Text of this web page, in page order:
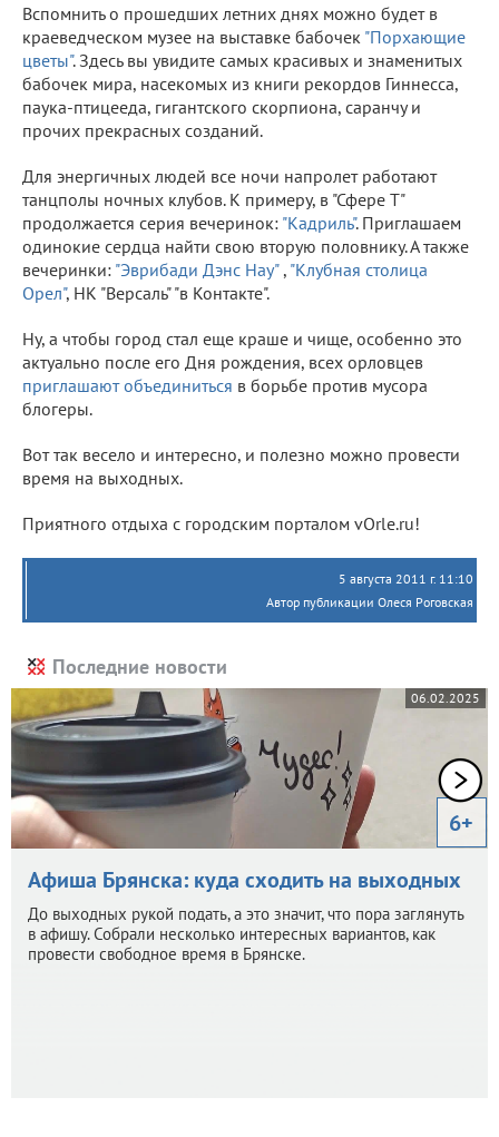
Вспомнить о прошедших летних днях можно будет в
краеведческом музее на выставке бабочек "Порхающие
цветы". Здесь вы увидите самых красивых и знаменитых
бабочек мира, насекомых из книги рекордов Гиннесса,
паука-птицееда, гигантского скорпиона, саранчу и
прочих прекрасных созданий.
Для энергичных людей все ночи напролет работают
танцполы ночных клубов. К примеру, в "Сфере Т"
продолжается серия вечеринок: "Кадриль". Приглашаем
одинокие сердца найти свою вторую половнику. А также
вечеринки: "Эврибади Дэнс Нау" , "Клубная столица
Орел", НК "Версаль" "в Контакте".
Ну, а чтобы город стал еще краше и чище, особенно это
актуально после его Дня рождения, всех орловцев
приглашают объединиться в борьбе против мусора
блогеры.
Вот так весело и интересно, и полезно можно провести
время на выходных.
Приятного отдыха с городским порталом vOrle.ru!
5 августа 2011 г. 11:10
Автор публикации Олеся Роговская
Последние новости
06.02.2025
6+
Афиша Брянска: куда сходить на выходных
До выходных рукой подать, а это значит, что пора заглянуть
в афишу. Собрали несколько интересных вариантов, как
провести свободное время в Брянске.